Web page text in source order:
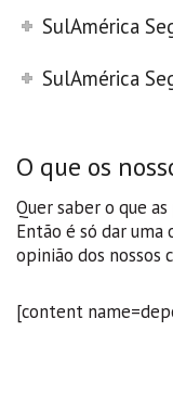
SulAmérica
SulAmérica
O que os
Quer saber o que
Então é só dar
opinião dos nossos
[content